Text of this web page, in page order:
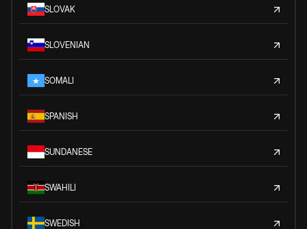
SLOVAK
SLOVENIAN
SOMALI
SPANISH
SUNDANESE
SWAHILI
SWEDISH